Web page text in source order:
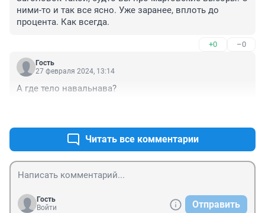
ними-то и так все ясно. Уже заранее, вплоть до
процента. Как всегда.
+0 –0
Гость
27 февраля 2024, 13:14
А где тело навальнава?
Читать все комментарии
Гость
Войти
Отправить